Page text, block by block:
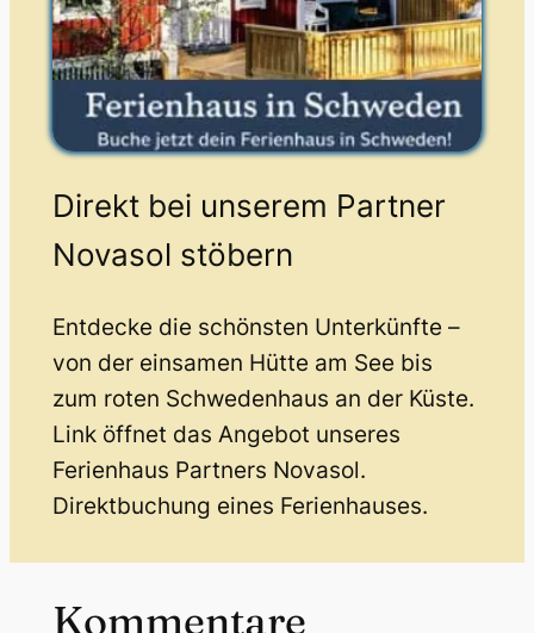
Direkt bei unserem Partner
Novasol stöbern
Entdecke die schönsten Unterkünfte –
von der einsamen Hütte am See bis
zum roten Schwedenhaus an der Küste.
Link öffnet das Angebot unseres
Ferienhaus Partners Novasol.
Direktbuchung eines Ferienhauses.
Kommentare